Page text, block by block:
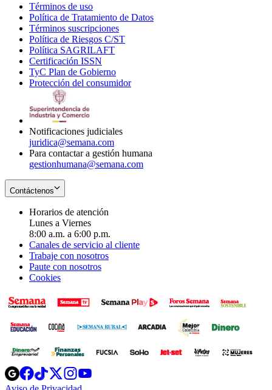
Términos de uso
in
new
window
Política de Tratamiento de Datos
Términos suscripciones
in
Política de Riesgos C/ST
Política SAGRILAFT
new
window
Certificación ISSN
in
new
TyC Plan de Gobierno
in
Protección del consumidorOpens
Notificaciones judiciales
juridica@semana.com
Para contactar a gestión humana
gestionhumana@semana.com
Contáctenos
Horarios de atención
Lunes a Viernes
8:00 a.m. a 6:00 p.m.
Canales de servicio al cliente
Trabaje con nosotros
Paute con nosotros
Cookies
Opens
in
Opens
in
Opens
in
Opens